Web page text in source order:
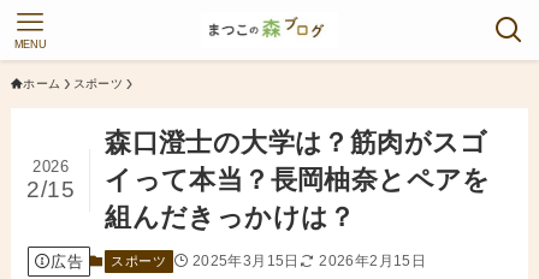
MENU
ホーム スポーツ
森口澄士の大学は？筋肉がスゴ
イって本当？長岡柚奈とペアを
組んだきっかけは？
2026
2/15
広告 スポーツ 2025年3月15日 2026年2月15日